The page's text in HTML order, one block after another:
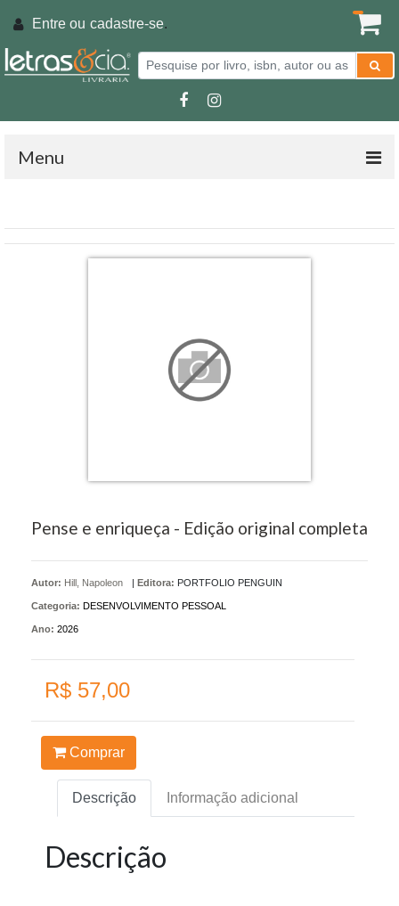
Entre ou cadastre-se.
Menu
Pense e enriqueça - Edição original completa
Autor: Hill, Napoleon | Editora: PORTFOLIO PENGUIN
Categoria: DESENVOLVIMENTO PESSOAL
Ano: 2026
R$ 57,00
Comprar
Descrição Informação adicional
Descrição